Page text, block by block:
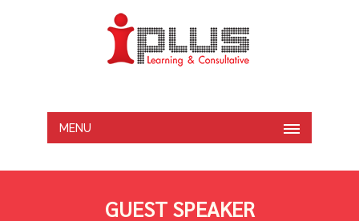
MENU
GUEST SPEAKER